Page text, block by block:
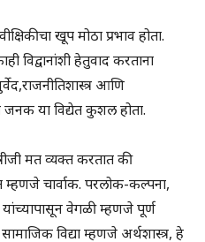
खूप मोठा प्रभाव होता.
विद्वानांशी हेतुवाद करताना
आणि
जनक या विद्येत कुशल होता.
मत व्यक्त करतात की
चार्वाक. परलोक-कल्पना,
यांच्यापासून वेगळी म्हणजे पूर्ण
विद्या म्हणजे अर्थशास्त्र, हे